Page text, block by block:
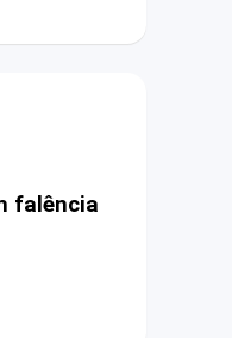
falência